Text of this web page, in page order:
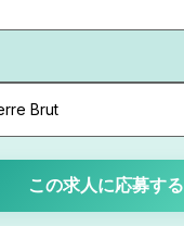
Brut
この求人に応募する